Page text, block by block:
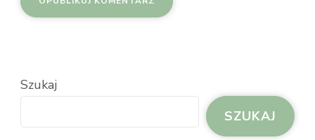
Szukaj
SZUKAJ